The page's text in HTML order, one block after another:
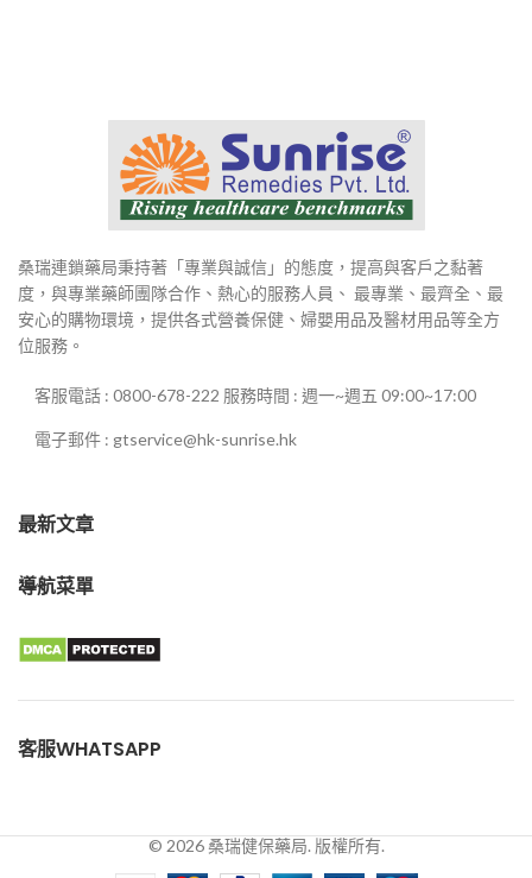
桑瑞連鎖藥局秉持著「專業與誠信」的態度，提高與客戶之黏著
度，與專業藥師團隊合作、熱心的服務人員、 最專業、最齊全、最
安心的購物環境，提供各式營養保健、婦嬰用品及醫材用品等全方
位服務。
客服電話 : 0800-678-222 服務時間 : 週一~週五 09:00~17:00
電子郵件 : gtservice@hk-sunrise.hk
最新文章
導航菜單
客服WHATSAPP
© 2026 桑瑞健保藥局. 版權所有.